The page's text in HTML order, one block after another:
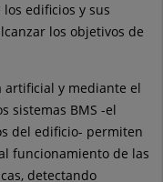
edificios y sus
los objetivos de
artificial y mediante el
sistemas BMS -el
del edificio- permiten
funcionamiento de las
detectando